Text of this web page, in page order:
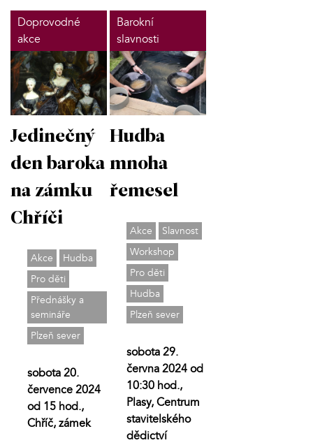
Doprovodné
akce
Jedinečný
den baroka
na zámku
Chříči
Akce
Hudba
Pro děti
Přednášky a
semináře
Plzeň sever
sobota 20.
července 2024
od 15 hod.,
Chříč, zámek
Barokní
slavnosti
Hudba
mnoha
řemesel
Akce
Slavnost
Workshop
Pro děti
Hudba
Plzeň sever
sobota 29.
června 2024 od
10:30 hod.,
Plasy, Centrum
stavitelského
dědictví